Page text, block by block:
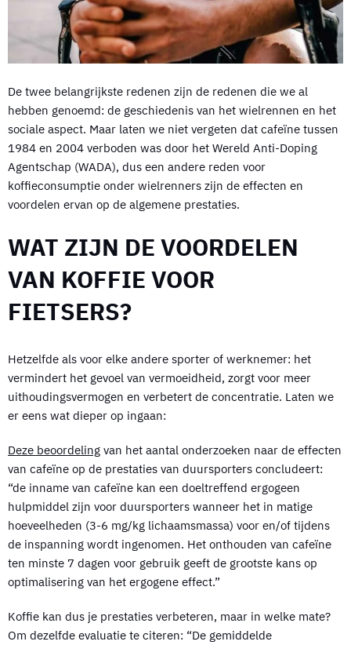
De twee belangrijkste redenen zijn de redenen die we al
hebben genoemd: de geschiedenis van het wielrennen en het
sociale aspect. Maar laten we niet vergeten dat cafeïne tussen
1984 en 2004 verboden was door het Wereld Anti-Doping
Agentschap (WADA), dus een andere reden voor
koffieconsumptie onder wielrenners zijn de effecten en
voordelen ervan op de algemene prestaties.
WAT ZIJN DE VOORDELEN
VAN KOFFIE VOOR
FIETSERS?
Hetzelfde als voor elke andere sporter of werknemer: het
vermindert het gevoel van vermoeidheid, zorgt voor meer
uithoudingsvermogen en verbetert de concentratie. Laten we
er eens wat dieper op ingaan:
Deze beoordeling van het aantal onderzoeken naar de effecten
van cafeïne op de prestaties van duursporters concludeert:
“de inname van cafeïne kan een doeltreffend ergogeen
hulpmiddel zijn voor duursporters wanneer het in matige
hoeveelheden (3-6 mg/kg lichaamsmassa) voor en/of tijdens
de inspanning wordt ingenomen. Het onthouden van cafeïne
ten minste 7 dagen voor gebruik geeft de grootste kans op
optimalisering van het ergogene effect.”
Koffie kan dus je prestaties verbeteren, maar in welke mate?
Om dezelfde evaluatie te citeren: “De gemiddelde